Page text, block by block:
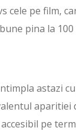
cele pe film,
pina la 100
astazi
aparitiei
pe